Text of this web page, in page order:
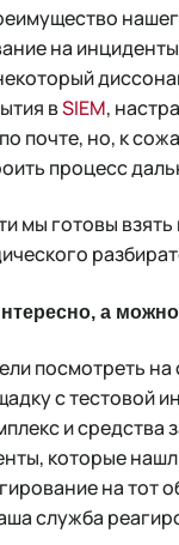
на
вSIEM,
почте, но, к
процесс
мы готовы
а
посмотреть
с тестовой
и средства
которые
на тот
служба